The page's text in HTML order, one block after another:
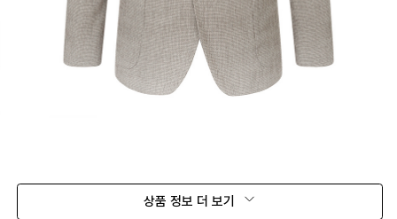
상품 정보 더 보기